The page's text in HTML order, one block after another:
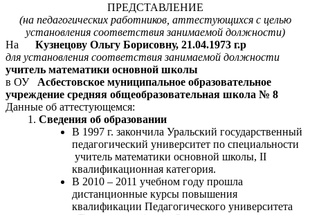
ПРЕДСТАВЛЕНИЕ
(на педагогических работников, аттестующихся с целью
установления соответствия занимаемой должности)
На Кузнецову Ольгу Борисовну, 21.04.1973 г.р
для установления соответствия занимаемой должности
учитель математики основной школы
в ОУ Асбестовское муниципальное образовательное
учреждение средняя общеобразовательная школа № 8
Данные об аттестующемся:
Сведения об образовании
В 1997 г. закончила Уральский государственный
педагогический университет по специальности
учитель математики основной школы, II
квалификационная категория.
В 2010 – 2011 учебном году прошла
дистанционные курсы повышения
квалификации Педагогического университета